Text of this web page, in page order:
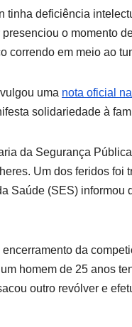
tinha deficiência
o momento
correndo em meio ao
uma nota oficial
solidariedade à
da Segurança
Um dos feridos foi
Saúde (SES)
da
homem de 25 anos
outro revólver e